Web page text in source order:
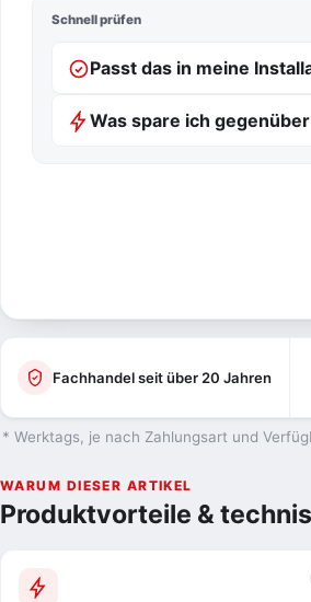
Schnell prüfen
Passt das in meine
Was spare ich
Fachhandel seit über 20 Jahren
* Werktags, je nach Zahlungsart und
WARUM DIESER ARTIKEL
Produktvorteile &